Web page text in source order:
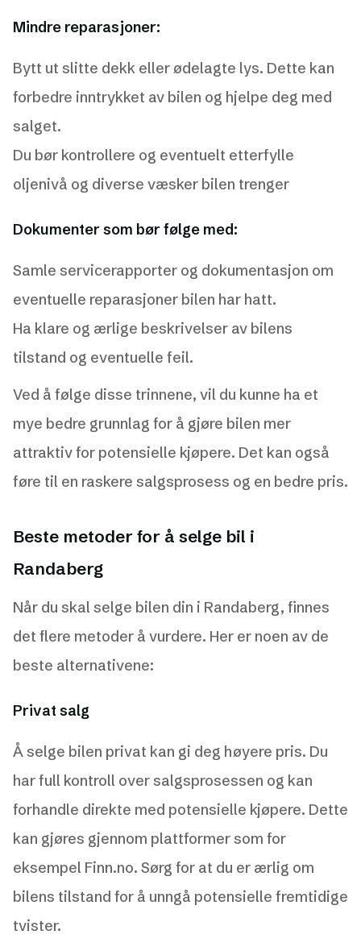
Mindre reparasjoner:
Bytt ut slitte dekk eller ødelagte lys. Dette kan
forbedre inntrykket av bilen og hjelpe deg med
salget.
Du bør kontrollere og eventuelt etterfylle
oljenivå og diverse væsker bilen trenger
Dokumenter som bør følge med:
Samle servicerapporter og dokumentasjon om
eventuelle reparasjoner bilen har hatt.
Ha klare og ærlige beskrivelser av bilens
tilstand og eventuelle feil.
Ved å følge disse trinnene, vil du kunne ha et
mye bedre grunnlag for å gjøre bilen mer
attraktiv for potensielle kjøpere. Det kan også
føre til en raskere salgsprosess og en bedre pris.
Beste metoder for å selge bil i
Randaberg
Når du skal selge bilen din i Randaberg, finnes
det flere metoder å vurdere. Her er noen av de
beste alternativene:
Privat salg
Å selge bilen privat kan gi deg høyere pris. Du
har full kontroll over salgsprosessen og kan
forhandle direkte med potensielle kjøpere. Dette
kan gjøres gjennom plattformer som for
eksempel Finn.no. Sørg for at du er ærlig om
bilens tilstand for å unngå potensielle fremtidige
tvister.